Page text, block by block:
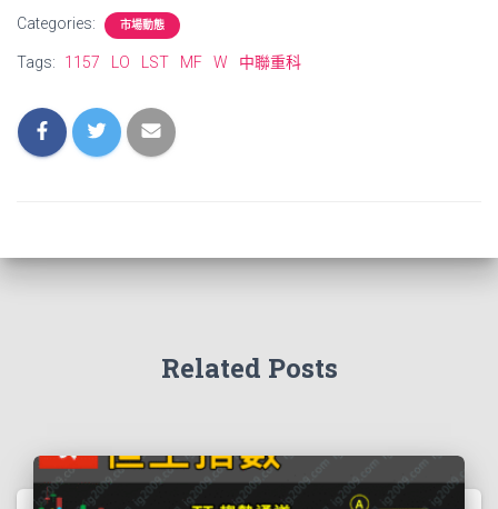
Categories: 市場動態
Tags: 1157 LO LST MF W 中聯重科
Related Posts